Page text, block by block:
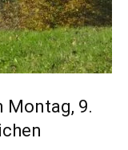
Montag, 9.